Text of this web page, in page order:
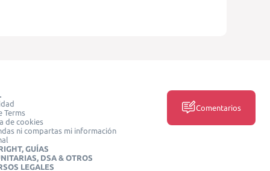
Terms
de cookies
ni compartas mi información
GUÍAS
DSA & OTROS
LEGALES
Comentarios